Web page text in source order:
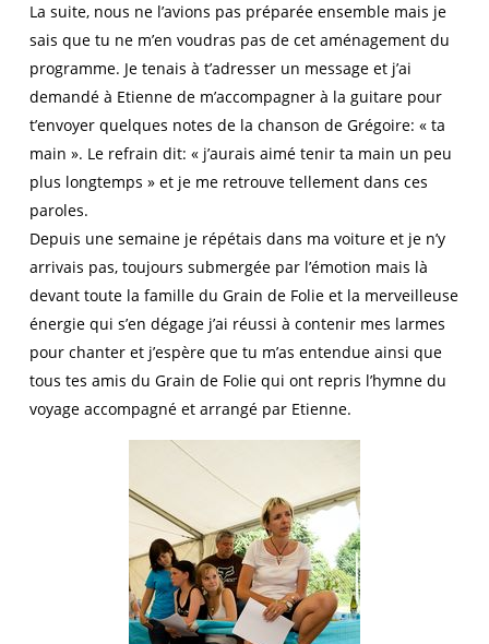
La suite, nous ne l’avions pas préparée ensemble mais je
sais que tu ne m’en voudras pas de cet aménagement du
programme. Je tenais à t’adresser un message et j’ai
demandé à Etienne de m’accompagner à la guitare pour
t’envoyer quelques notes de la chanson de Grégoire: « ta
main ». Le refrain dit: « j’aurais aimé tenir ta main un peu
plus longtemps » et je me retrouve tellement dans ces
paroles.
Depuis une semaine je répétais dans ma voiture et je n’y
arrivais pas, toujours submergée par l’émotion mais là
devant toute la famille du Grain de Folie et la merveilleuse
énergie qui s’en dégage j’ai réussi à contenir mes larmes
pour chanter et j’espère que tu m’as entendue ainsi que
tous tes amis du Grain de Folie qui ont repris l’hymne du
voyage accompagné et arrangé par Etienne.